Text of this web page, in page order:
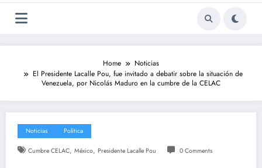
Home
Noticias
El Presidente Lacalle Pou, fue invitado a debatir sobre la situación de
Venezuela, por Nicolás Maduro en la cumbre de la CELAC
Noticias Política
Cumbre CELAC, México, Presidente Lacalle Pou 0 Comments